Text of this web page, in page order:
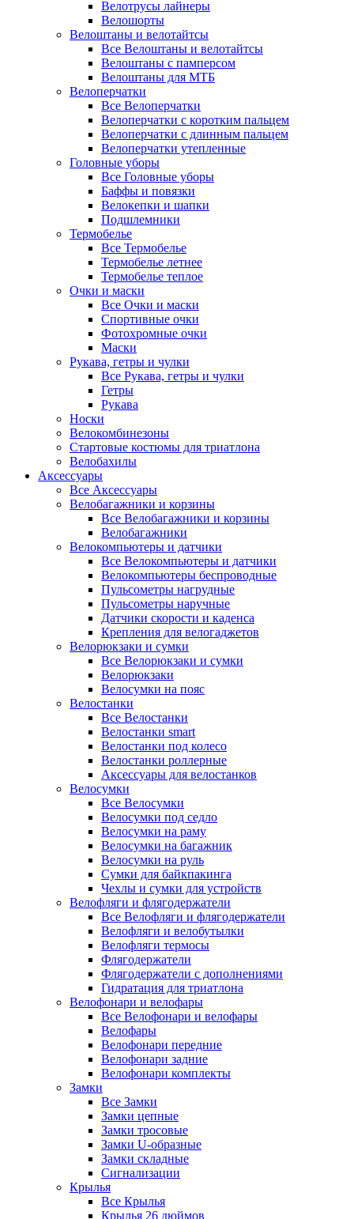
Велотрусы лайнеры
Велошорты
Велоштаны и велотайтсы
Все Велоштаны и велотайтсы
Велоштаны с памперсом
Велоштаны для МТБ
Велоперчатки
Все Велоперчатки
Велоперчатки с коротким пальцем
Велоперчатки с длинным пальцем
Велоперчатки утепленные
Головные уборы
Все Головные уборы
Баффы и повязки
Велокепки и шапки
Подшлемники
Термобелье
Все Термобелье
Термобелье летнее
Термобелье теплое
Очки и маски
Все Очки и маски
Спортивные очки
Фотохромные очки
Маски
Рукава, гетры и чулки
Все Рукава, гетры и чулки
Гетры
Рукава
Носки
Велокомбинезоны
Стартовые костюмы для триатлона
Велобахилы
Аксессуары
Все Аксессуары
Велобагажники и корзины
Все Велобагажники и корзины
Велобагажники
Велокомпьютеры и датчики
Все Велокомпьютеры и датчики
Велокомпьютеры беспроводные
Пульсометры нагрудные
Пульсометры наручные
Датчики скорости и каденса
Крепления для велогаджетов
Велорюкзаки и сумки
Все Велорюкзаки и сумки
Велорюкзаки
Велосумки на пояс
Велостанки
Все Велостанки
Велостанки smart
Велостанки под колесо
Велостанки роллерные
Аксессуары для велостанков
Велосумки
Все Велосумки
Велосумки под седло
Велосумки на раму
Велосумки на багажник
Велосумки на руль
Сумки для байкпакинга
Чехлы и сумки для устройств
Велофляги и флягодержатели
Все Велофляги и флягодержатели
Велофляги и велобутылки
Велофляги термосы
Флягодержатели
Флягодержатели с дополнениями
Гидратация для триатлона
Велофонари и велофары
Все Велофонари и велофары
Велофары
Велофонари передние
Велофонари задние
Велофонари комплекты
Замки
Все Замки
Замки цепные
Замки тросовые
Замки U-образные
Замки складные
Сигнализации
Крылья
Все Крылья
Крылья 26 дюймов